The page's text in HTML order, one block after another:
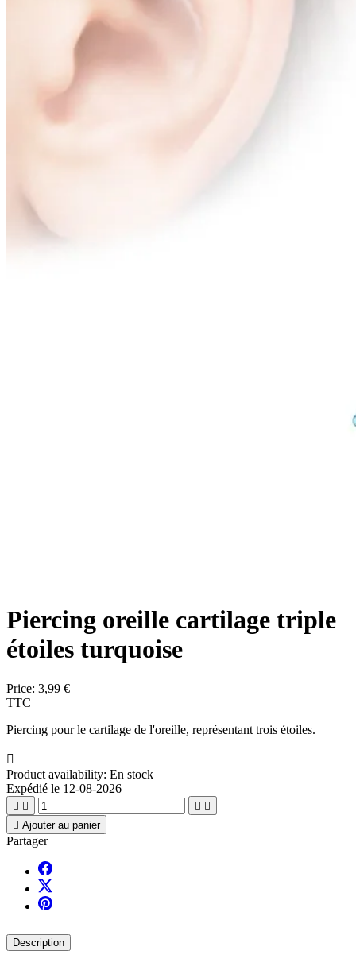
Piercing oreille cartilage triple
étoiles turquoise
Price: 3,99 €
TTC
Piercing pour le cartilage de l'oreille, représentant trois étoiles.

Product availability: En stock
Expédié le 12-08-2026
   
 Ajouter au panier
Partager
Description